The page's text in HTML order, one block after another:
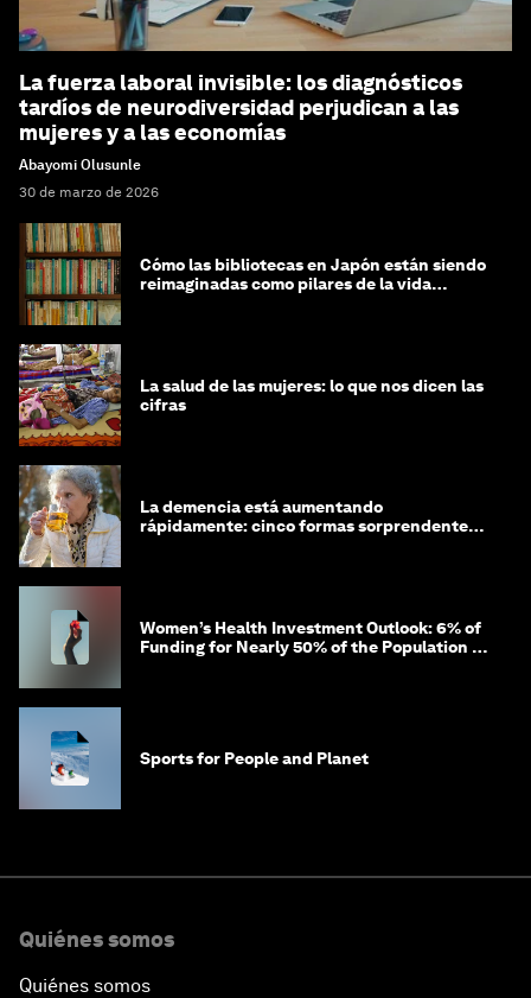
La fuerza laboral invisible: los diagnósticos
tardíos de neurodiversidad perjudican a las
mujeres y a las economías
Abayomi Olusunle
30 de marzo de 2026
Cómo las bibliotecas en Japón están siendo
reimaginadas como pilares de la vida
La salud de las mujeres: lo que nos dicen las
cifras
La demencia está aumentando
rápidamente: cinco formas sorprendentes
Women’s Health Investment Outlook: 6% of
Funding for Nearly 50% of the Population –
Sports for People and Planet
Quiénes somos
Quiénes somos